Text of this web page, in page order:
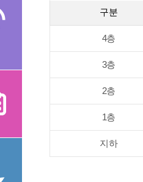
구분
4층
3층
2층
1층
지하